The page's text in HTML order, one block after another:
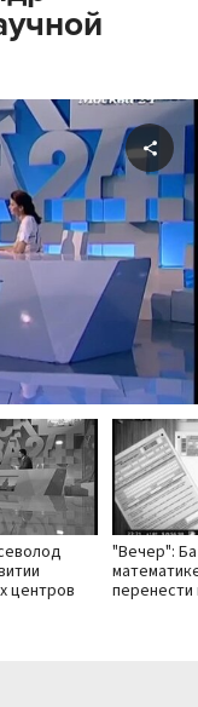
центров
"Вечер":
перенести